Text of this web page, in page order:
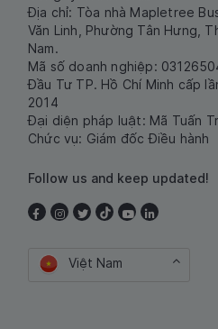
Địa chỉ: Tòa nhà Mapletree
Văn Linh, Phường Tân Hưng,
Nam.
Mã số doanh nghiệp:
Đầu Tư TP. Hồ Chí Minh cấp
2014
Đại diện pháp luật: Mã Tuấn
Chức vụ: Giám đốc Điều hành
Follow us and keep updated!
Việt Nam